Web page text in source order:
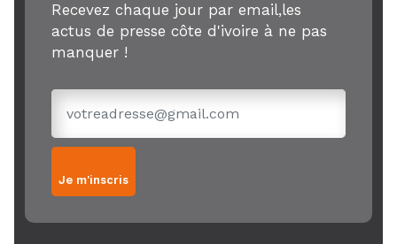
Recevez chaque jour par email,les
actus de presse côte d'ivoire à ne pas
manquer !
Je m'inscris